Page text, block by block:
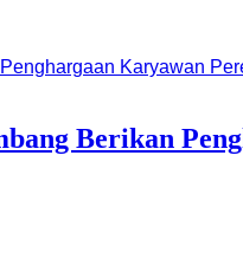
Berikan